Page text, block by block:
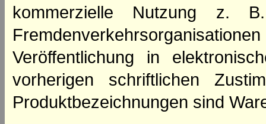
kommerzielle Nutzung z.
Veröffentlichung in
vorherigen schriftlichen
Produktbezeichnungen sind